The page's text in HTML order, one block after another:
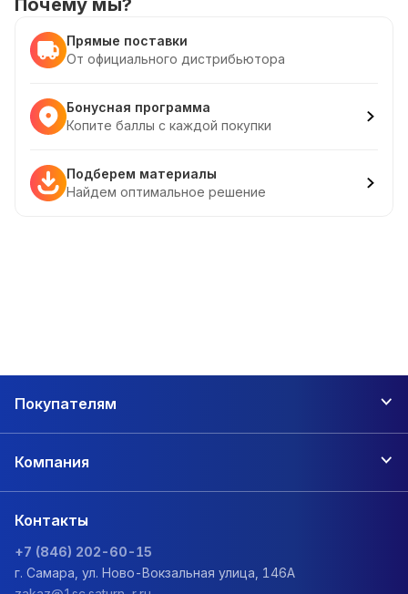
Почему мы?
Прямые поставки
От официального дистрибьютора
Бонусная программа
Копите баллы с каждой покупки
Подберем материалы
Найдем оптимальное решение
Покупателям
Компания
Контакты
+7 (846) 202-60-15
г. Самара, ул. Ново-Вокзальная улица, 146А